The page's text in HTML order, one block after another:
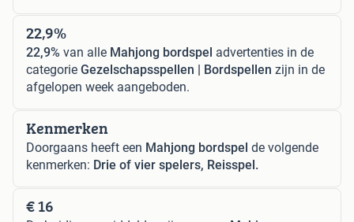
22,9%
22,9% van alle Mahjong bordspel advertenties in de
categorie Gezelschapsspellen | Bordspellen zijn in de
afgelopen week aangeboden.
Kenmerken
Doorgaans heeft een Mahjong bordspel de volgende
kenmerken: Drie of vier spelers, Reisspel.
€ 16